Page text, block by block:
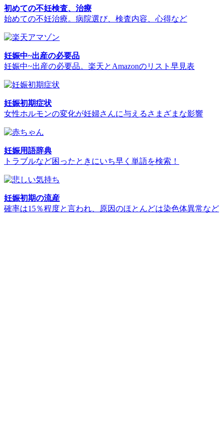
初めての不妊検査、治療
始めての不妊治療。病院選び、検査内容、心得など
妊娠中~出産の必要品
妊娠中~出産の必要品。楽天とAmazonのリスト早見表
妊娠初期症状
女性ホルモンの変化が妊婦さんに与えるさまざまな影響
妊娠用語辞典
トラブルなど困ったときにいち早く単語を検索！
妊娠初期の流産
確率は15％程度と言われ、原因のほとんどは染色体異常など